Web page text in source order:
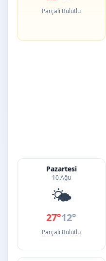
Parçalı Bulutlu
Pazartesi
10 Ağu
🌤️
27°12°
Parçalı Bulutlu